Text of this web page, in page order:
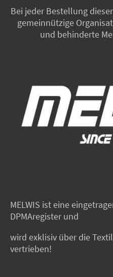
Bei jeder Bestellung
gemeinnützige
und behinderte
MELWIS ist eine
DPMAregister und
wird exklisiv über die
vertrieben!